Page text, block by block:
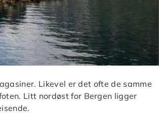
Likevel er det ofte de samme
Litt nordøst for Bergen ligger